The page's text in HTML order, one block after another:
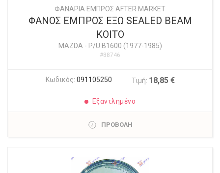
ΦΑΝΑΡΙΑ ΕΜΠΡΟΣ AFTER MARKET
ΦΑΝΟΣ ΕΜΠΡΟΣ ΕΞΩ SEALED BEAM
ΚΟΙΤΟ
MAZDA- P/U B1600 (1977-1985)
#88746
Κωδικός: 091105250 Τιμή: 18,85 €
Εξαντλημένο
ΠΡΟΒΟΛΗ